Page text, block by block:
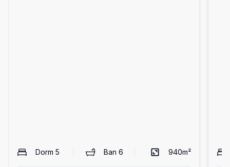
Dorm 5 Ban 6 940m²